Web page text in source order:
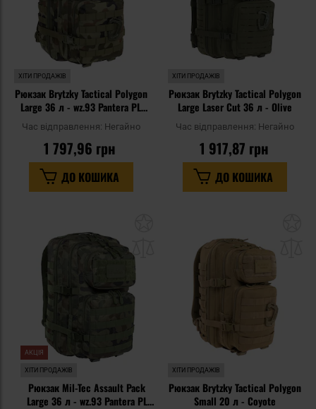
ХІТИ ПРОДАЖІВ
Рюкзак Brytzky Tactical Polygon
Large 36 л - wz.93 Pantera PL
Час відправлення: Негайно
1 797,96 грн
ДО КОШИКА
ХІТИ ПРОДАЖІВ
Рюкзак Brytzky Tactical Polygon
Large Laser Cut 36 л - Olive
Час відправлення: Негайно
1 917,87 грн
ДО КОШИКА
уподобань
АКЦІЯ
ХІТИ ПРОДАЖІВ
Рюкзак Mil-Tec Assault Pack
Large 36 л - wz.93 Pantera PL
ХІТИ ПРОДАЖІВ
Рюкзак Brytzky Tactical Polygon
Small 20 л - Coyote